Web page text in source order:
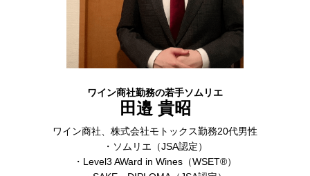
ワイン商社勤務の若手ソムリエ
田邉 貴昭
ワイン商社、株式会社モトックス勤務20代男性
・ソムリエ（JSA認定）
・Level3 AWard in Wines（WSET®）